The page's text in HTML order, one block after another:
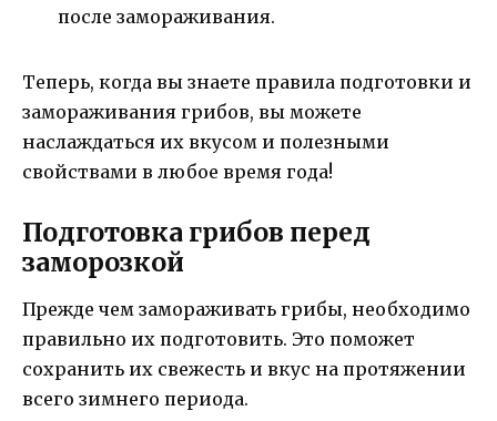
после замораживания.
Теперь, когда вы знаете правила подготовки и
замораживания грибов, вы можете
наслаждаться их вкусом и полезными
свойствами в любое время года!
Подготовка грибов перед
заморозкой
Прежде чем замораживать грибы, необходимо
правильно их подготовить. Это поможет
сохранить их свежесть и вкус на протяжении
всего зимнего периода.